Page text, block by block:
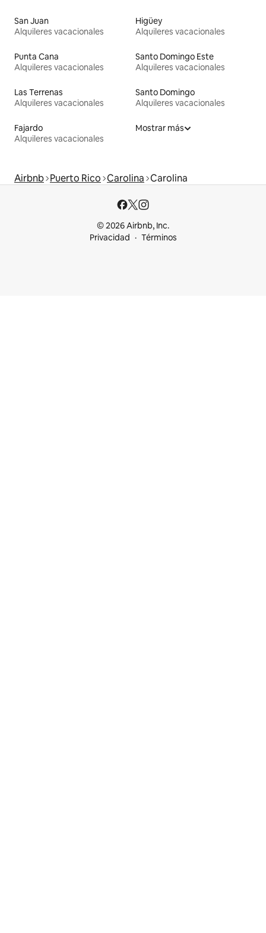
San Juan
Alquileres vacacionales
Higüey
Alquileres vacacionales
Punta Cana
Alquileres vacacionales
Santo Domingo Este
Alquileres vacacionales
Las Terrenas
Alquileres vacacionales
Santo Domingo
Alquileres vacacionales
Fajardo
Alquileres vacacionales
Mostrar más
Airbnb Puerto Rico Carolina Carolina
© 2026 Airbnb, Inc.
Privacidad
Términos